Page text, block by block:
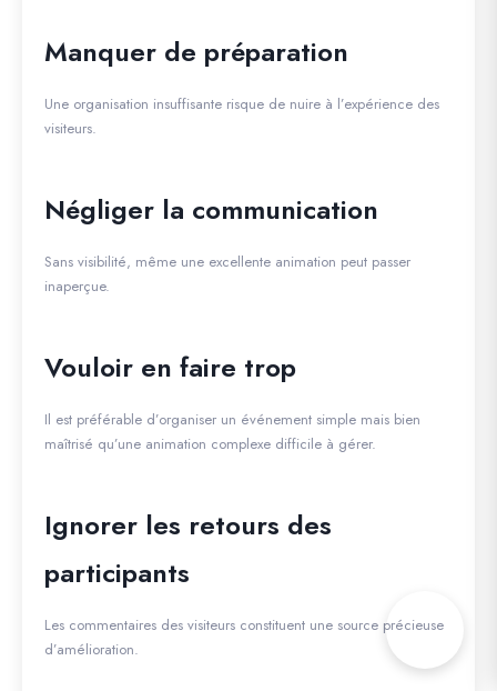
Manquer de préparation
Une organisation insuffisante risque de nuire à l’expérience des
visiteurs.
Négliger la communication
Sans visibilité, même une excellente animation peut passer
inaperçue.
Vouloir en faire trop
Il est préférable d’organiser un événement simple mais bien
maîtrisé qu’une animation complexe difficile à gérer.
Ignorer les retours des
participants
Les commentaires des visiteurs constituent une source précieuse
d’amélioration.